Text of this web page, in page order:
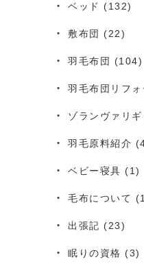
ベッド (132)
敷布団 (22)
羽毛布団 (104)
羽毛布団リフォ
ゾランヴァリ
羽毛原料紹介
ベビー寝具 (1)
毛布について
出張記 (23)
眠りの資格 (3)